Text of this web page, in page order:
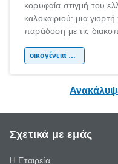
κορυφαία στιγμή του
καλοκαιριού: μια
παράδοση με τις
χώρας. Είτε πρόκειται
οικογένεια & παιδί
Σχετικά με εμάς
Η Εταιρεία